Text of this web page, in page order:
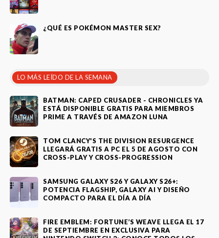
¿QUÉ ES POKÉMON MASTER SEX?
LO MÁS LEÍDO DE LA SEMANA
BATMAN: CAPED CRUSADER - CHRONICLES YA
ESTÁ DISPONIBLE GRATIS PARA MIEMBROS
PRIME A TRAVÉS DE AMAZON LUNA
TOM CLANCY'S THE DIVISION RESURGENCE
LLEGARÁ GRATIS A PC EL 5 DE AGOSTO CON
CROSS-PLAY Y CROSS-PROGRESSION
SAMSUNG GALAXY S26 Y GALAXY S26+:
POTENCIA FLAGSHIP, GALAXY AI Y DISEÑO
COMPACTO PARA EL DÍA A DÍA
FIRE EMBLEM: FORTUNE’S WEAVE LLEGA EL 17
DE SEPTIEMBRE EN EXCLUSIVA PARA